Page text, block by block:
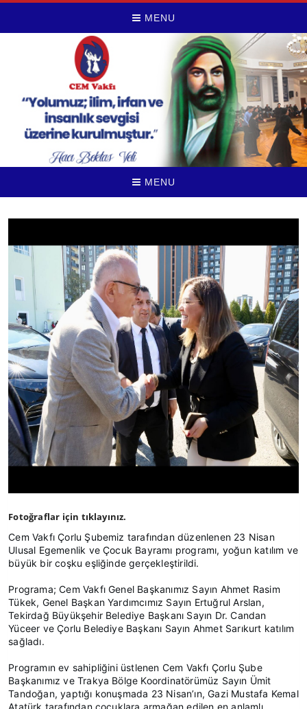
MENU
MENU
Fotoğraflar için tıklayınız.
Cem Vakfı Çorlu Şubemiz tarafından düzenlenen 23 Nisan
Ulusal Egemenlik ve Çocuk Bayramı programı, yoğun katılım ve
büyük bir coşku eşliğinde gerçekleştirildi.
Programa; Cem Vakfı Genel Başkanımız Sayın Ahmet Rasim
Tükek, Genel Başkan Yardımcımız Sayın Ertuğrul Arslan,
Tekirdağ Büyükşehir Belediye Başkanı Sayın Dr. Candan
Yüceer ve Çorlu Belediye Başkanı Sayın Ahmet Sarıkurt katılım
sağladı.
Programın ev sahipliğini üstlenen Cem Vakfı Çorlu Şube
Başkanımız ve Trakya Bölge Koordinatörümüz Sayın Ümit
Tandoğan, yaptığı konuşmada 23 Nisan’ın, Gazi Mustafa Kemal
Atatürk tarafından çocuklara armağan edilen en anlamlı